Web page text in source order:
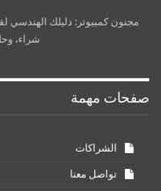
مجنون كمبيوتر: دليلك الهندسي
شراء،
صفحات مهمة
الشراكات
تواصل معنا